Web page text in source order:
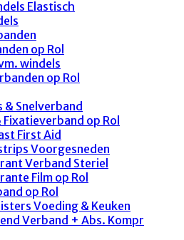
Elastisch
op Rol
windels
op Rol
Snelverband
op Rol
First Aid
Voorgesneden
Verband Steriel
Film op Rol
op Rol
Voeding & Keuken
Verband + Abs. Kompr